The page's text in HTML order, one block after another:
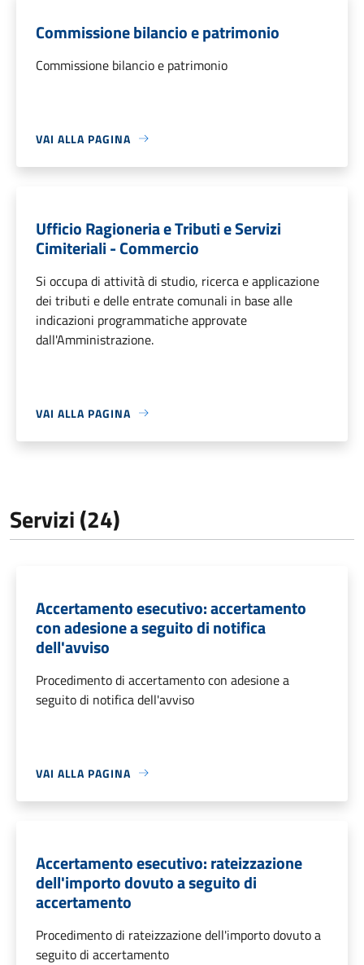
Commissione bilancio e patrimonio
Commissione bilancio e patrimonio
VAI ALLA PAGINA
Ufficio Ragioneria e Tributi e Servizi
Cimiteriali - Commercio
Si occupa di attività di studio, ricerca e applicazione
dei tributi e delle entrate comunali in base alle
indicazioni programmatiche approvate
dall'Amministrazione.
VAI ALLA PAGINA
Servizi (24)
Accertamento esecutivo: accertamento
con adesione a seguito di notifica
dell'avviso
Procedimento di accertamento con adesione a
seguito di notifica dell'avviso
VAI ALLA PAGINA
Accertamento esecutivo: rateizzazione
dell'importo dovuto a seguito di
accertamento
Procedimento di rateizzazione dell'importo dovuto a
seguito di accertamento